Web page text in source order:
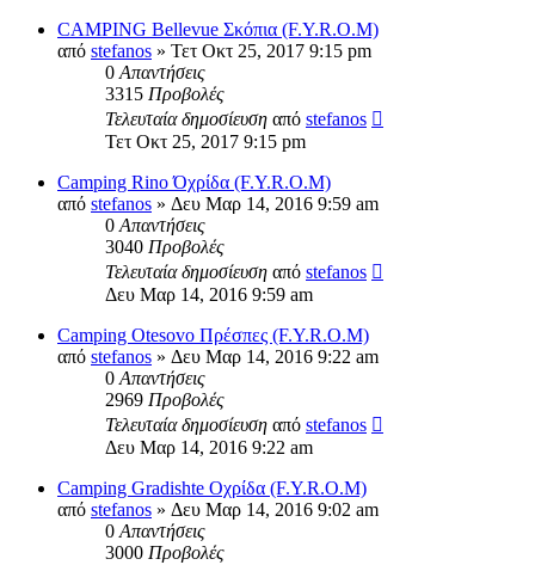
CAMPING Bellevue Σκόπια (F.Y.R.O.M)
από stefanos » Τετ Οκτ 25, 2017 9:15 pm
0 Απαντήσεις
3315 Προβολές
Τελευταία δημοσίευση από stefanos
Τετ Οκτ 25, 2017 9:15 pm
Camping Rino Όχρίδα (F.Y.R.O.M)
από stefanos » Δευ Μαρ 14, 2016 9:59 am
0 Απαντήσεις
3040 Προβολές
Τελευταία δημοσίευση από stefanos
Δευ Μαρ 14, 2016 9:59 am
Camping Οtesovo Πρέσπες (F.Y.R.O.M)
από stefanos » Δευ Μαρ 14, 2016 9:22 am
0 Απαντήσεις
2969 Προβολές
Τελευταία δημοσίευση από stefanos
Δευ Μαρ 14, 2016 9:22 am
Camping Gradishte Οχρίδα (F.Y.R.O.M)
από stefanos » Δευ Μαρ 14, 2016 9:02 am
0 Απαντήσεις
3000 Προβολές